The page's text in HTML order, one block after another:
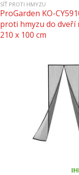
SÍŤ PROTI HMYZU
ProGarden KO-
proti hmyzu do dveří
210 x 100 cm